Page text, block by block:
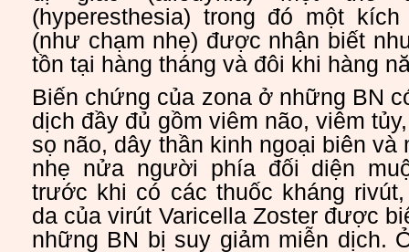
(hyperesthesia) trong đó một
(như chạm nhẹ) được nhận biết
tồn tại hàng tháng và đôi khi hàng
Biến chứng của zona ở những BN
dịch đầy đủ gồm viêm não, viêm
sọ não, dây thần kinh ngoại biên và
nhẹ nửa người phía đối diện
trước khi có các thuốc kháng
da của virút Varicella Zoster được
những BN bị suy giảm miễn dịch.